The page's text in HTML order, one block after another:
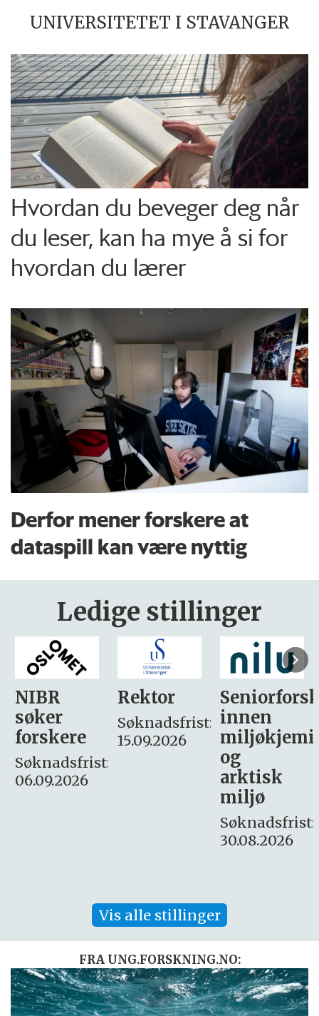
UNIVERSITETET I STAVANGER
Hvordan du beveger deg når
du leser, kan ha mye å si for
hvordan du lærer
Derfor mener forskere at
dataspill kan være nyttig
Ledige stillinger
Rektor
Søknadsfrist:
15.09.2026
Seniorforsker
innen
miljøkjemi
søker
– fast
Søknadsfrist:
16. august.
Vis alle stillinger
FRA UNG.FORSKNING.NO: